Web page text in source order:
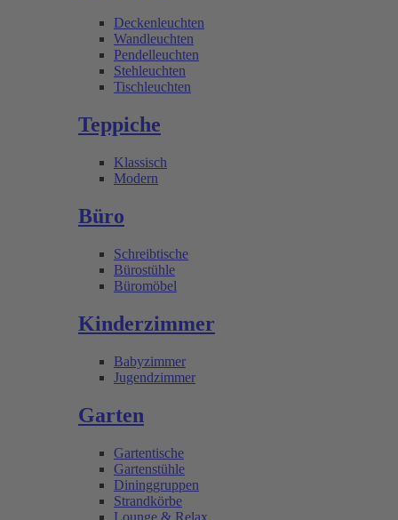
Deckenleuchten
Wandleuchten
Pendelleuchten
Stehleuchten
Tischleuchten
Teppiche
Klassisch
Modern
Büro
Schreibtische
Bürostühle
Büromöbel
Kinderzimmer
Babyzimmer
Jugendzimmer
Garten
Gartentische
Gartenstühle
Dininggruppen
Strandkörbe
Lounge & Relax